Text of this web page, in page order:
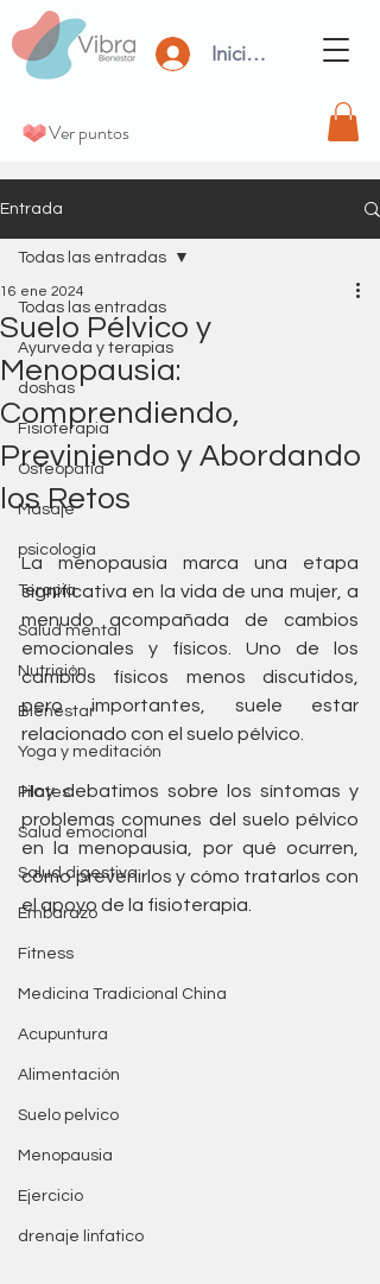
Iniciar Sesión
Ver puntos
Entrada
Todas las entradas
Ayurveda y terapias
doshas
Fisioterapia
Osteopatia
Masaje
psicología
Terapia
Salud mental
Nutrición
Bienestar
Yoga y meditación
Pilates
Salud emocional
Salud digestiva
Embarazo
Fitness
Medicina Tradicional China
Acupuntura
Alimentación
Suelo pelvico
Menopausia
Ejercicio
drenaje linfatico
Todas las entradas
Suelo Pélvico y
Menopausia:
Comprendiendo,
Previniendo y Abordando
los Retos
16 ene 2024
La menopausia marca una etapa
significativa en la vida de una mujer, a
menudo acompañada de cambios
emocionales y físicos. Uno de los
cambios físicos menos discutidos,
pero importantes, suele estar
relacionado con el suelo pélvico.
Hoy debatimos sobre los síntomas y
problemas comunes del suelo pélvico
en la menopausia, por qué ocurren,
cómo prevenirlos y cómo tratarlos con
el apoyo de la fisioterapia.